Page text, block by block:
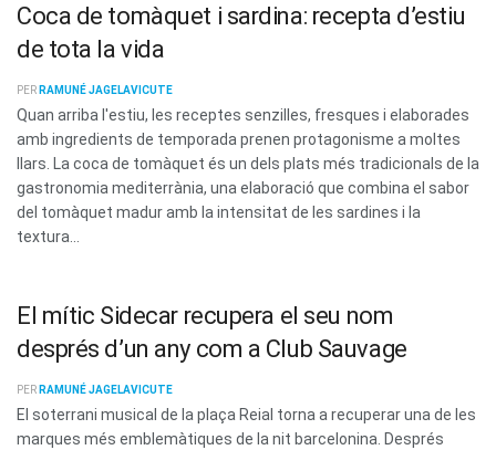
Coca de tomàquet i sardina: recepta d’estiu
de tota la vida
PER RAMUNÉ JAGELAVICUTE
Quan arriba l'estiu, les receptes senzilles, fresques i elaborades
amb ingredients de temporada prenen protagonisme a moltes
llars. La coca de tomàquet és un dels plats més tradicionals de la
gastronomia mediterrània, una elaboració que combina el sabor
del tomàquet madur amb la intensitat de les sardines i la
textura...
El mític Sidecar recupera el seu nom
després d’un any com a Club Sauvage
PER RAMUNÉ JAGELAVICUTE
El soterrani musical de la plaça Reial torna a recuperar una de les
marques més emblemàtiques de la nit barcelonina. Després